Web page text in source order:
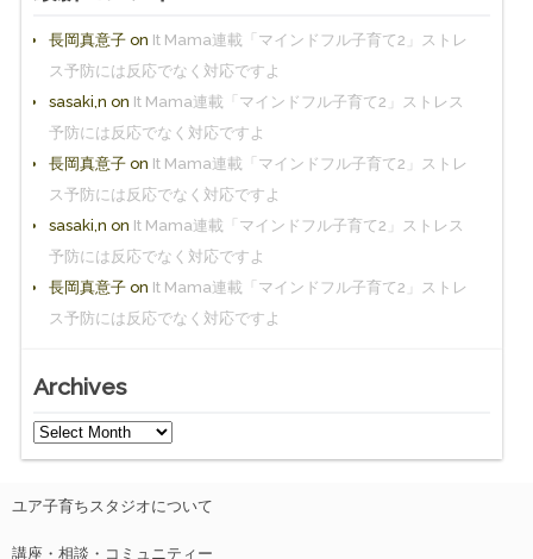
長岡真意子on It Mama連載「マインドフル子育て2」ストレ
ス予防には反応でなく対応ですよ
sasaki,n on It Mama連載「マインドフル子育て2」ストレス
予防には反応でなく対応ですよ
長岡真意子on It Mama連載「マインドフル子育て2」ストレ
ス予防には反応でなく対応ですよ
sasaki,n on It Mama連載「マインドフル子育て2」ストレス
予防には反応でなく対応ですよ
長岡真意子on It Mama連載「マインドフル子育て2」ストレ
ス予防には反応でなく対応ですよ
Archives
ユア子育ちスタジオについて
講座・相談・コミュニティー